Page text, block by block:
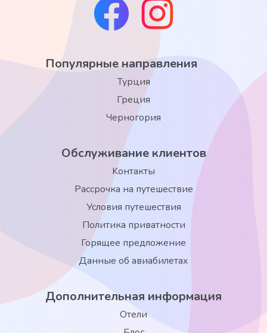
Популярные направления
Турция
Греция
Черногория
Обслуживание клиентов
Kонтакты
Рассрочка на путешествие
Условия путешествия
Политика приватности
Горящее предложение
Данные об авиабилетах
Дополнительная информация
Отели